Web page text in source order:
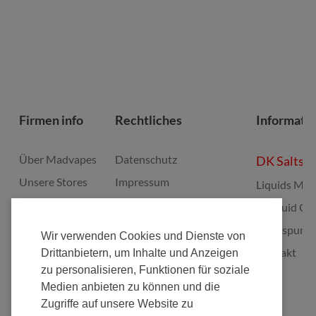
Wir verwenden Cookies und Dienste von
Drittanbietern, um Inhalte und Anzeigen
zu personalisieren, Funktionen für soziale
Medien anbieten zu können und die
Zugriffe auf unsere Website zu
Firmen info
Über Madvapes
Unsere Stores
Fulfillment
Nachhaltigkeit
Rechtliches
Datenschutz
Impressum
Elektrogeräte Rücknahme
Zahlungsarten
AGB's
DK Salts
Liquids
E-Liquid
Kontakt